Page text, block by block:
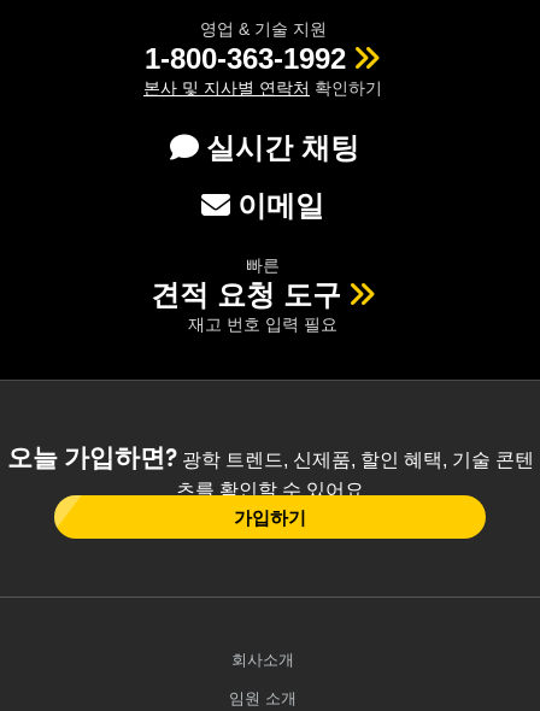
영업 & 기술 지원
1-800-363-1992
본사 및 지사별 연락처 확인하기
실시간 채팅
이메일
빠른
견적 요청 도구
재고 번호 입력 필요
오늘 가입하면?광학 트렌드, 신제품, 할인 혜택, 기술 콘텐
츠를 확인할 수 있어요
가입하기
회사소개
임원 소개